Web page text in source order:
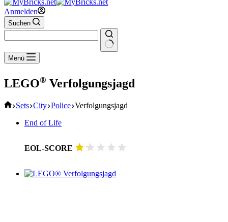
Anmelden
Suchen
Keine
Ergebnisse
Menü
LEGO® Verfolgungsjagd
Start
Sets City Police Verfolgungsjagd
End of Life
EOL-SCORE